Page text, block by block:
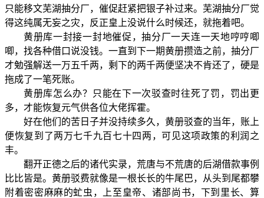
只能移文芜湖抽分厂，催促赶紧把银子补过来。芜湖抽分厂觉
得这纯属无妄之灾，反正皇上没说什么时候还，就拖着吧。
黄册库一封接一封地催促，抽分厂一天连一天地哼哼唧
唧，找各种借口说没钱。一直到下一期黄册攒造之前，抽分厂
才勉强解送一万五千两，剩下的两千两便坚决不肯还了，硬是
拖成了一笔死账。
黄册库怎么办？只能在下一次驳查时往死了罚，罚出更
多，才能恢复元气供各位大佬挥霍。
好在他们的苦日子并没持续多久，黄册驳查的当年，账上
便恢复到了两万七千九百七十四两，可见这项政策的利润之
丰。
翻开正德之后的诸代实录，荒唐与不荒唐的后湖借款事例
比比皆是。黄册驳费就像是一根长长的牛尾巴，从头到尾都攀
附着密密麻麻的虻虫，上至皇帝、诸部尚书，下到里长、算